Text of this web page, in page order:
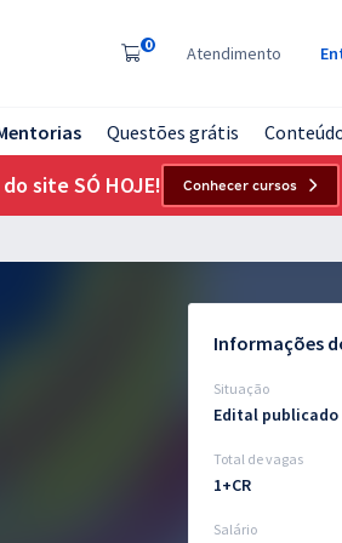
0 Atendimento
Questões grátis
site SÓ HOJE! Conhecer cursos
Informações
Situação
Edital
Total de vagas
1+CR
Salário